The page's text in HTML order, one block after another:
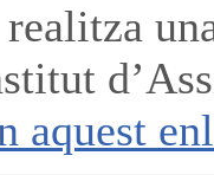
aquest